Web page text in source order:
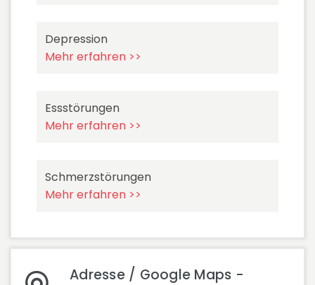
Depression
Mehr erfahren >>
Essstörungen
Mehr erfahren >>
Schmerzstörungen
Mehr erfahren >>
Adresse / Google Maps -